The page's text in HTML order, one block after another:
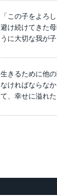
「この子をよろ
避け続けてきた
うに大切な我が
生きるために他
なければならな
て、幸せに溢れ